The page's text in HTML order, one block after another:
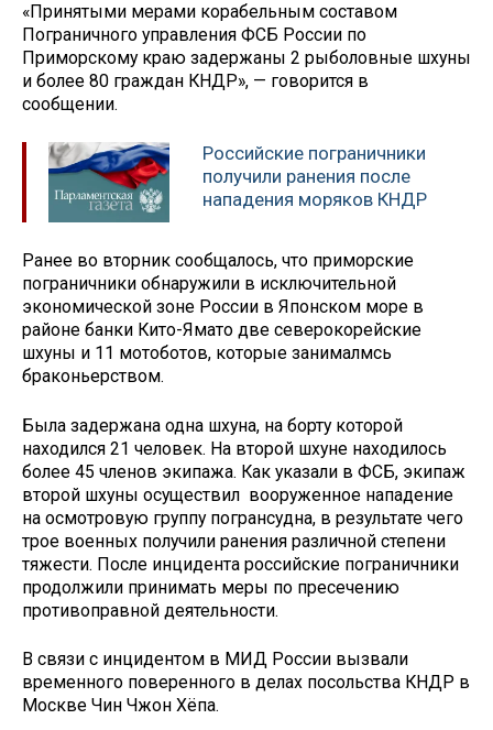
«Принятыми мерами корабельным составом
Пограничного управления ФСБ России по
Приморскому краю задержаны 2 рыболовные шхуны
и более 80 граждан КНДР», — говорится в
сообщении.
Российские пограничники
получили ранения после
нападения моряков КНДР
Ранее во вторник сообщалось, что приморские
пограничники обнаружили в исключительной
экономической зоне России в Японском море в
районе банки Кито-Ямато две северокорейские
шхуны и 11 мотоботов, которые занималмсь
браконьерством.
Была задержана одна шхуна, на борту которой
находился 21 человек. На второй шхуне находилось
более 45 членов экипажа. Как указали в ФСБ, экипаж
второй шхуны осуществил вооруженное нападение
на осмотровую группу погрансудна, в результате чего
трое военных получили ранения различной степени
тяжести. После инцидента российские пограничники
продолжили принимать меры по пресечению
противоправной деятельности.
В связи с инцидентом в МИД России вызвали
временного поверенного в делах посольства КНДР в
Москве Чин Чжон Хёпа.